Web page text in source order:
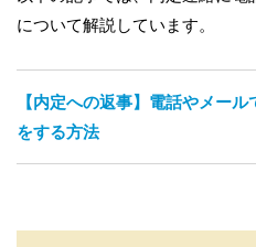
について解説しています。
【内定への返事】電話やメー
をする方法